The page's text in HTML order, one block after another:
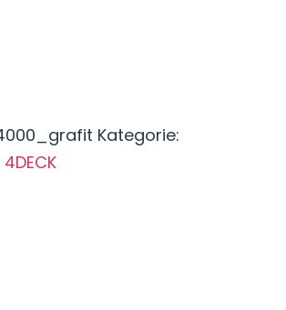
Kategorie:
4DECK